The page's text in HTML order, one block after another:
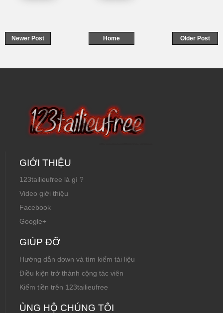
Đông nhập từ
Newer Post Older Post
Home
GIỚI THIỆU
123tailieufree là gì ?
Video giới thiệu
Facebook
Google+
GIÚP ĐỠ
Hướng dẫn down và tìm kiếm tài liệu
Điều kiện trở thành cộng tác viên
Kiếm tiền trên 123tailieufree
ỦNG HỘ CHÚNG TÔI